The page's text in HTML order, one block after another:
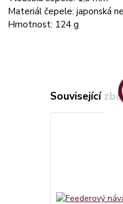
Materiál čepele: japonská
Hmotnost: 124 g
Související